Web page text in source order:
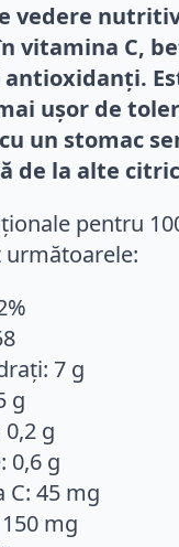
vedere
vitamina C,
ușor de
un stomac
de la alte
pentru
7 g
g
g
0,6 g
C: 45 mg
mg